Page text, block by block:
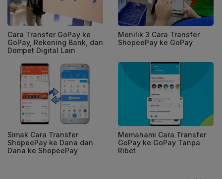
Cara Transfer GoPay ke
GoPay, Rekening Bank, dan
Dompet Digital Lain
Menilik 3 Cara Transfer
ShopeePay ke GoPay
Simak Cara Transfer
ShopeePay ke Dana dan
Dana ke ShopeePay
Memahami Cara Transfer
GoPay ke GoPay Tanpa
Ribet